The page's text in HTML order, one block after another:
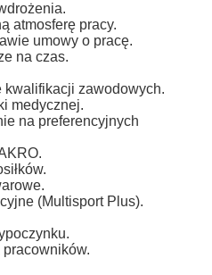
atmosferę pracy.
umowy o pracę.
na czas.
kwalifikacji zawodowych.
medycznej.
na preferencyjnych
(Multisport Plus).